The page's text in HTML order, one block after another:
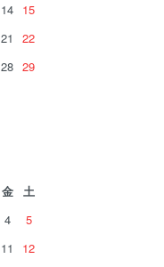
14 15
21
22
28 29
金
土
4
5
11
12